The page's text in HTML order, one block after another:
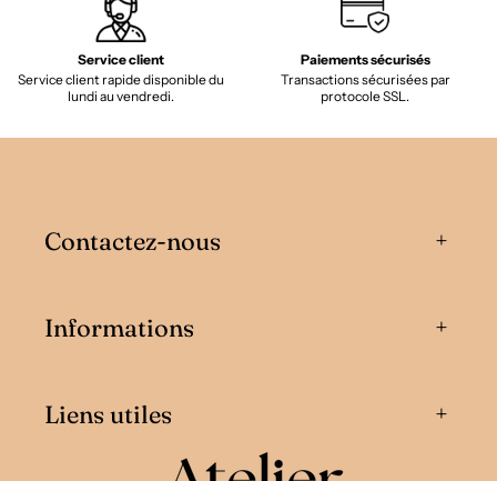
Service client
Service client rapide disponible du
lundi au vendredi.
Paiements sécurisés
Transactions sécurisées par
protocole SSL.
Contactez-nous
Informations
Liens utiles